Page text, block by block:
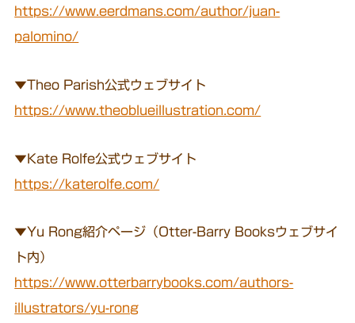
https://www.eerdmans.com/author/juan-
palomino/
▼Theo Parish公式ウェブサイト
https://www.theoblueillustration.com/
▼Kate Rolfe公式ウェブサイト
https://katerolfe.com/
▼Yu Rong紹介ページ（Otter-Barry Booksウェブサイ
ト内）
https://www.otterbarrybooks.com/authors-
illustrators/yu-rong